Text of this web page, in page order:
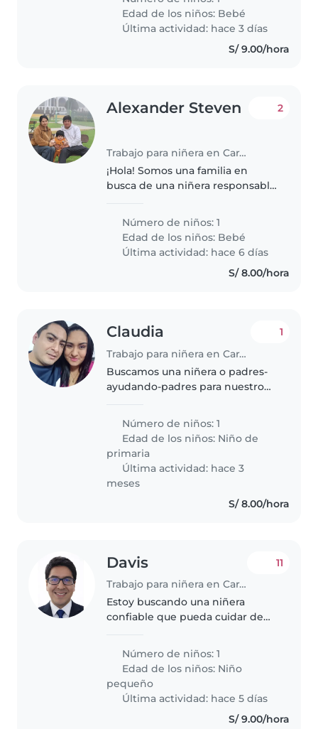
Necesitamos alguien que pueda
adaptarse a nuestro hogar y a las
necesidades..
Edad de los niños: Bebé
Última actividad: hace 3 días
S/ 9.00/hora
Alexander Steven
Trabajo para niñera en Carabayllo
2
¡Hola! Somos una familia en
busca de una niñera responsable
lleno de energía, deportista y
muy divertido. Necesitamos a
alguien que se sienta cómoda
ayudando..
Número de niños: 1
Edad de los niños: Bebé
Última actividad: hace 6 días
S/ 8.00/hora
Claudia
Trabajo para niñera en Carabayllo
1
Buscamos una niñera o padres-
ayudando-padres para nuestro
independiente. Nos encantaría
alguien que pueda ayudar con la
cena y las tareas...
Número de niños: 1
Edad de los niños: Niño de
primaria
Última actividad: hace 3
meses
S/ 8.00/hora
Davis
Trabajo para niñera en Carabayllo
11
Estoy buscando una niñera
confiable que pueda cuidar de
independiente, creativa y
cariñosa. Me gustaría que la
niñera se sintiera cómoda
cuidándolo en..
Número de niños: 1
Edad de los niños: Niño
pequeño
Última actividad: hace 5 días
S/ 9.00/hora